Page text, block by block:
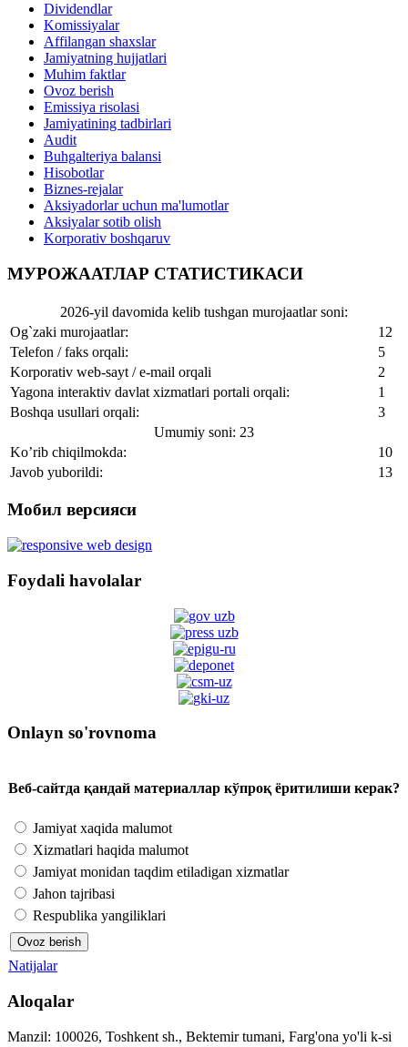
Dividendlar
Komissiyalar
Affilangan shaxslar
Jamiyatning hujjatlari
Muhim faktlar
Ovoz berish
Emissiya risolasi
Jamiyatining tadbirlari
Audit
Buhgalteriya balansi
Hisobotlar
Biznes-rejalar
Aksiyadorlar uchun ma'lumotlar
Aksiyalar sotib olish
Korporativ boshqaruv
МУРОЖААТЛАР СТАТИСТИКАСИ
2026-yil davomida kelib tushgan murojaatlar soni:
Og`zaki murojaatlar:
12
Telefon / faks orqali:
5
Korporativ web-sayt / e-mail orqali
2
Yagona interaktiv davlat xizmatlari portali orqali:
1
Boshqa usullari orqali:
3
Umumiy soni: 23
Ko’rib chiqilmokda:
10
Javob yuborildi:
13
Мобил версияси
Foydali havolalar
Onlayn so'rovnoma
Веб-сайтда қандай материаллар кўпроқ ёритилиши керак?
Jamiyat xaqida malumot
Xizmatlari haqida malumot
Jamiyat monidan taqdim etiladigan xizmatlar
Jahon tajribasi
Respublika yangiliklari
Natijalar
Aloqalar
Manzil: 100026, Toshkent sh., Bektemir tumani, Farg'ona yo'li k-si